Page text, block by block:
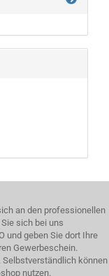
an den professionellen
sich bei uns
und geben Sie dort Ihre
Gewerbeschein.
Selbstverständlich können
nutzen.